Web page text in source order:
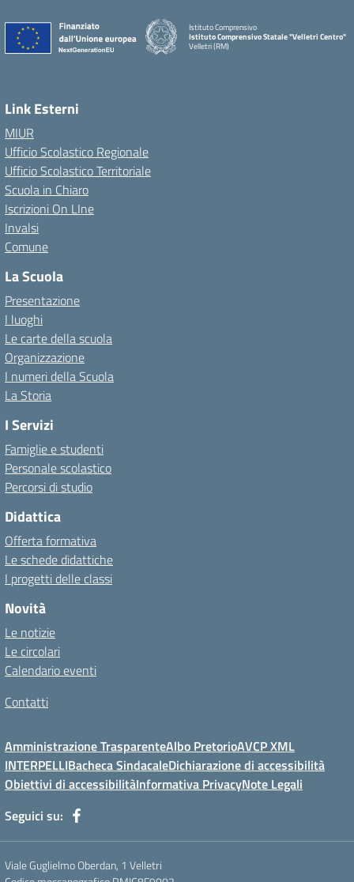
Istituto Comprensivo
Istituto Comprensivo Statale "Velletri Centro"
Velletri (RM)
Link Esterni
MIUR
Ufficio Scolastico Regionale
Ufficio Scolastico Territoriale
Scuola in Chiaro
Iscrizioni On LIne
Invalsi
Comune
La Scuola
Presentazione
I luoghi
Le carte della scuola
Organizzazione
I numeri della Scuola
La Storia
I Servizi
Famiglie e studenti
Personale scolastico
Percorsi di studio
Didattica
Offerta formativa
Le schede didattiche
I progetti delle classi
Novità
Le notizie
Le circolari
Calendario eventi
Contatti
Amministrazione TrasparenteAlbo PretorioAVCP XML
INTERPELLIBacheca SindacaleDichiarazione di accessibilità
Obiettivi di accessibilitàInformativa PrivacyNote Legali
Seguici su:
Viale Guglielmo Oberdan, 1 Velletri